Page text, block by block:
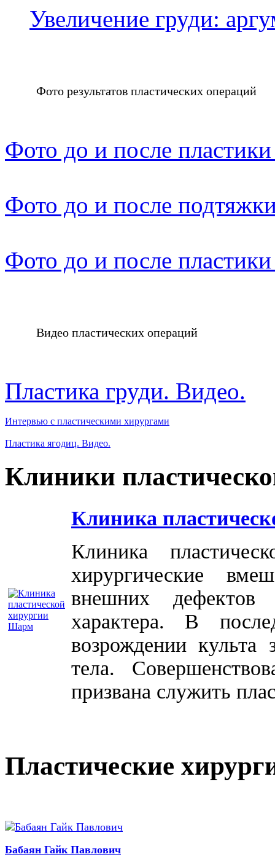
Увеличение груди:
Фото результатов пластических операций
Фото до и после пластики
Фото до и после
Фото до и после
Видео пластических операций
Пластика груди. Видео.
Интервью с пластическими хирургами
Пластика ягодиц. Видео.
Клиники
Клиника
Клиника
хирургические
внешних дефектов
характера. В
возрождении культа
тела.
призвана служить
Пластические
Бабаян Гайк Павлович